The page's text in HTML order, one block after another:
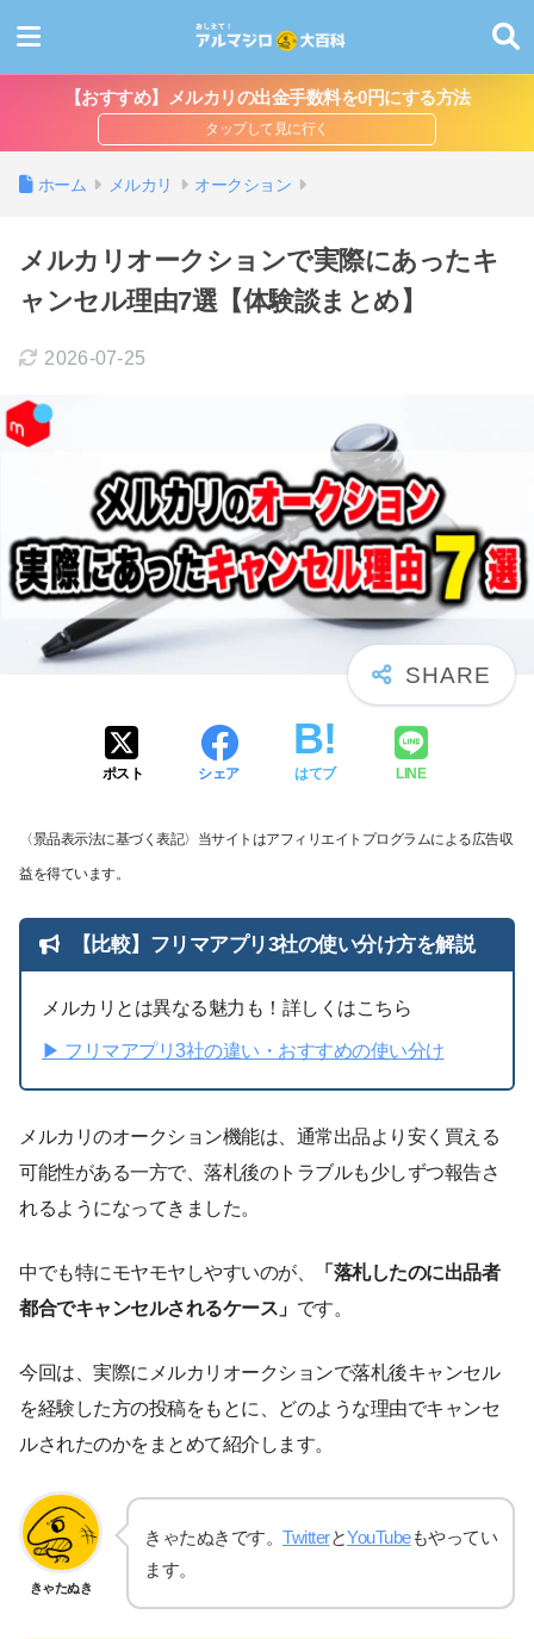
【おすすめ】メルカリの出金手数料を0円にする方法
ホーム メルカリ オークション
メルカリオークションで実際にあったキ
ャンセル理由7選【体験談まとめ】
2026-07-25
ポスト シェア はてブ LINE
〈景品表示法に基づく表記〉当サイトはアフィリエイトプログラムによる広告収
益を得ています。
【比較】フリマアプリ3社の使い分け方を解説
メルカリとは異なる魅力も！詳しくはこちら
▶︎ フリマアプリ3社の違い・おすすめの使い分け
メルカリのオークション機能は、通常出品より安く買える
可能性がある一方で、落札後のトラブルも少しずつ報告さ
れるようになってきました。
中でも特にモヤモヤしやすいのが、
「落札したのに出品者
都合でキャンセルされるケース」 です。
今回は、実際にメルカリオークションで落札後キャンセル
を経験した方の投稿をもとに、どのような理由でキャンセ
ルされたのかをまとめて紹介します。
きゃたぬき
きゃたぬきです。 TwitterとYouTubeもやってい
ます。